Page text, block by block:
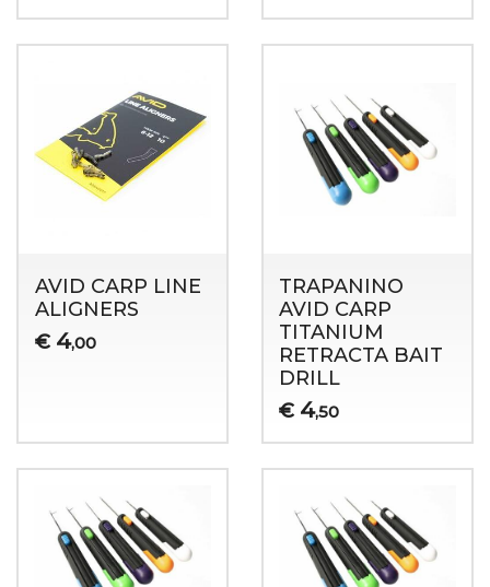
AVID CARP LINE
ALIGNERS
€ 4,00
TRAPANINO
AVID CARP
TITANIUM
RETRACTA BAIT
DRILL
€ 4,50